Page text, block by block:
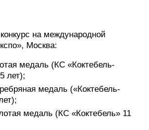
на международной
Москва:
медаль (КС «Коктебель-
лет);
медаль («Коктебель-
медаль (КС «Коктебель» 11